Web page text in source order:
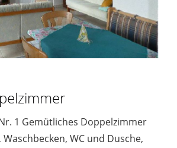
1 Gemütliches Doppelzimmer
WC und Dusche,